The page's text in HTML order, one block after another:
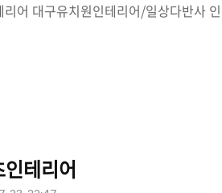
어 대구유치원인테리어/일상다반사
테리어